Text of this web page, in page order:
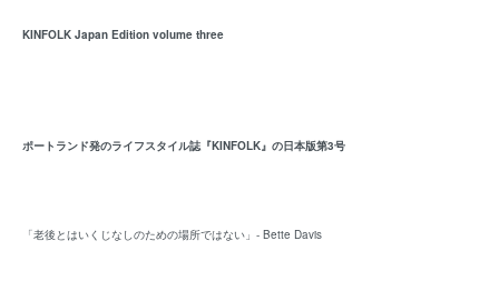
KINFOLK Japan Edition volume three
ポートランド発のライフスタイル誌『KINFOLK』の日本版第3号
「老後とはいくじなしのための場所ではない」- Bette Davis